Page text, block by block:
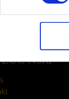
Nord